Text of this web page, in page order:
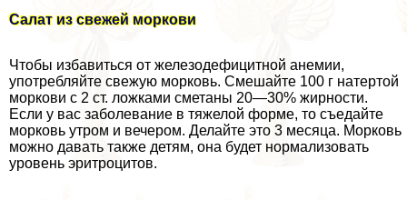
Салат из свежей моркови
Чтобы избавиться от железодефицитной анемии,
употрeбляйте свежую морковь. Смешайте 100 г натертой
моркови с 2 ст. ложками сметаны 20—30% жирности.
Если у вас заболевание в тяжелой форме, то съедайте
морковь утром и вечером. Делайте это 3 месяца. Морковь
можно давать также детям, она будет нормализовать
уровень эритроцитов.